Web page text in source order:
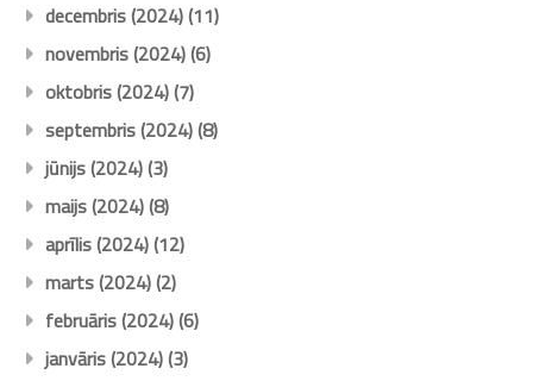
decembris (2024)(11)
novembris (2024)(6)
oktobris (2024)(7)
septembris (2024)(8)
jūnijs (2024)(3)
maijs (2024)(8)
aprīlis (2024)(12)
marts (2024)(2)
februāris (2024)(6)
janvāris (2024)(3)